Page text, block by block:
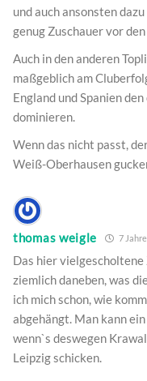
und auch ansonsten
genug Zuschauer vor
Auch in den anderen
maßgeblich am
England und Spanien
dominieren.
Wenn das nicht passt,
Weiß-Oberhausen
thomas weigle 7
Das hier
ziemlich daneben, was
ich mich schon, wie
abgehängt. Man kann
wenn`s deswegen
Leipzig schicken.